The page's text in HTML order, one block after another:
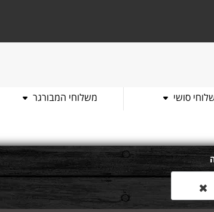
סושי משלוחי המבורגר
✖